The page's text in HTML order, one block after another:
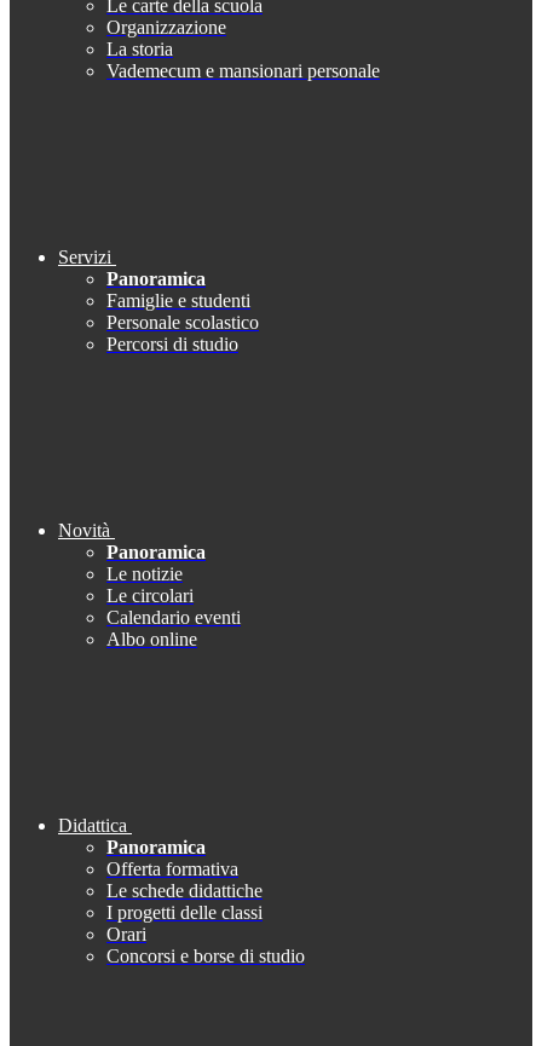
Le carte della scuola
Organizzazione
La storia
Vademecum e mansionari personale
Servizi
Panoramica
Famiglie e studenti
Personale scolastico
Percorsi di studio
Novità
Panoramica
Le notizie
Le circolari
Calendario eventi
Albo online
Didattica
Panoramica
Offerta formativa
Le schede didattiche
I progetti delle classi
Orari
Concorsi e borse di studio